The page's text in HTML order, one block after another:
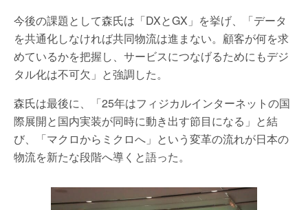
今後の課題として森氏は「DXとGX」を挙げ、「データ
を共通化しなければ共同物流は進まない。顧客が何を求
めているかを把握し、サービスにつなげるためにもデジ
タル化は不可欠」と強調した。
森氏は最後に、「25年はフィジカルインターネットの国
際展開と国内実装が同時に動き出す節目になる」と結
び、「マクロからミクロへ」という変革の流れが日本の
物流を新たな段階へ導くと語った。